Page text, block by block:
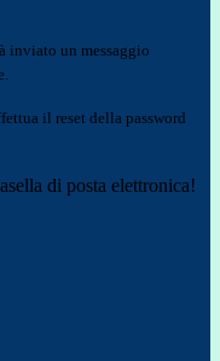
inviato un messaggio
il reset della password
di posta elettronica!